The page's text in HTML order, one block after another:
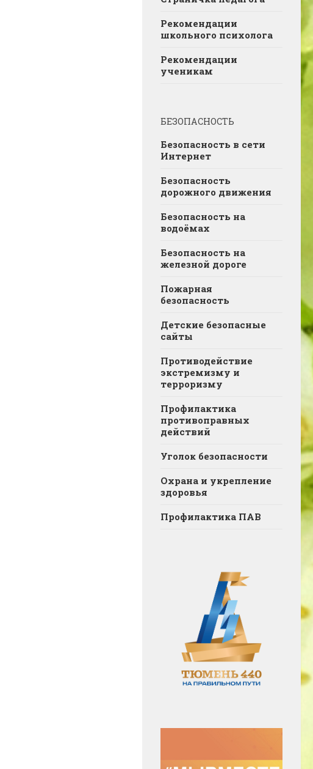
Рекомендации
школьного психолога
Рекомендации
ученикам
БЕЗОПАСНОСТЬ
Безопасность в сети
Интернет
Безопасность
дорожного движения
Безопасность на
водоёмах
Безопасность на
железной дороге
Пожарная
безопасность
Детские безопасные
сайты
Противодействие
экстремизму и
терроризму
Профилактика
противоправных
действий
Уголок безопасности
Охрана и укрепление
здоровья
Профилактика ПАВ